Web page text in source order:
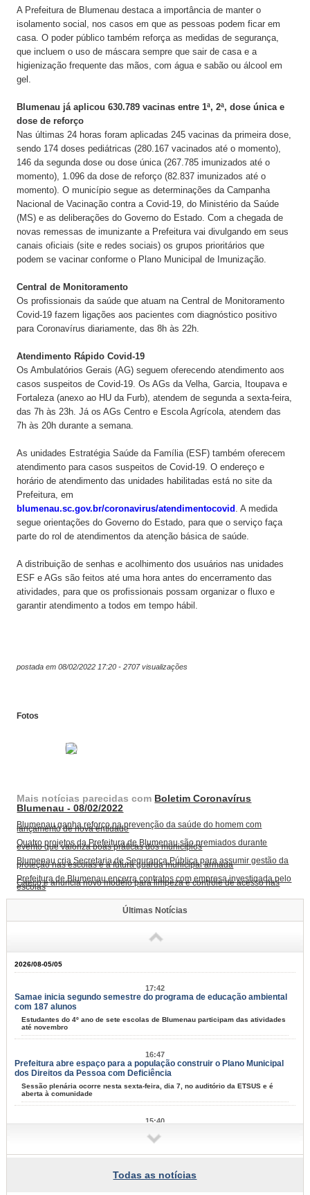
A Prefeitura de Blumenau destaca a importância de manter o
isolamento social, nos casos em que as pessoas podem ficar em
casa. O poder público também reforça as medidas de segurança,
que incluem o uso de máscara sempre que sair de casa e a
higienização frequente das mãos, com água e sabão ou álcool em
gel.
Blumenau já aplicou 630.789 vacinas entre 1ª, 2ª, dose única e
dose de reforço
Nas últimas 24 horas foram aplicadas 245 vacinas da primeira dose,
sendo 174 doses pediátricas (280.167 vacinados até o momento),
146 da segunda dose ou dose única (267.785 imunizados até o
momento), 1.096 da dose de reforço (82.837 imunizados até o
momento). O município segue as determinações da Campanha
Nacional de Vacinação contra a Covid-19, do Ministério da Saúde
(MS) e as deliberações do Governo do Estado. Com a chegada de
novas remessas de imunizante a Prefeitura vai divulgando em seus
canais oficiais (site e redes sociais) os grupos prioritários que
podem se vacinar conforme o Plano Municipal de Imunização.
Central de Monitoramento
Os profissionais da saúde que atuam na Central de Monitoramento
Covid-19 fazem ligações aos pacientes com diagnóstico positivo
para Coronavírus diariamente, das 8h às 22h.
Atendimento Rápido Covid-19
Os Ambulatórios Gerais (AG) seguem oferecendo atendimento aos
casos suspeitos de Covid-19. Os AGs da Velha, Garcia, Itoupava e
Fortaleza (anexo ao HU da Furb), atendem de segunda a sexta-feira,
das 7h às 23h. Já os AGs Centro e Escola Agrícola, atendem das
7h às 20h durante a semana.
As unidades Estratégia Saúde da Família (ESF) também oferecem
atendimento para casos suspeitos de Covid-19. O endereço e
horário de atendimento das unidades habilitadas está no site da
Prefeitura, em
blumenau.sc.gov.br/coronavirus/atendimentocovid . A medida
segue orientações do Governo do Estado, para que o serviço faça
parte do rol de atendimentos da atenção básica de saúde.
A distribuição de senhas e acolhimento dos usuários nas unidades
ESF e AGs são feitos até uma hora antes do encerramento das
atividades, para que os profissionais possam organizar o fluxo e
garantir atendimento a todos em tempo hábil.
postada em 08/02/2022 17:20 - 2707 visualizações
Fotos
Mais notícias parecidas com Boletim Coronavírus
Blumenau - 08/02/2022
Blumenau ganha reforço na prevenção da saúde do homem com
lançamento de nova entidade
Quatro projetos da Prefeitura de Blumenau são premiados durante
evento que valoriza boas práticas dos municípios
Blumenau cria Secretaria de Segurança Pública para assumir gestão da
proteção nas escolas e a futura guarda municipal armada
Prefeitura de Blumenau encerra contratos com empresa investigada pelo
Gaeco e anuncia novo modelo para limpeza e controle de acesso nas
escolas
Últimas Notícias
2026/08-05/05
17:42
Samae inicia segundo semestre do programa de educação ambiental
com 187 alunos
Estudantes do 4º ano de sete escolas de Blumenau participam das atividades
até novembro
16:47
Prefeitura abre espaço para a população construir o Plano Municipal
dos Direitos da Pessoa com Deficiência
Sessão plenária ocorre nesta sexta-feira, dia 7, no auditório da ETSUS e é
aberta à comunidade
15:40
Todas as notícias